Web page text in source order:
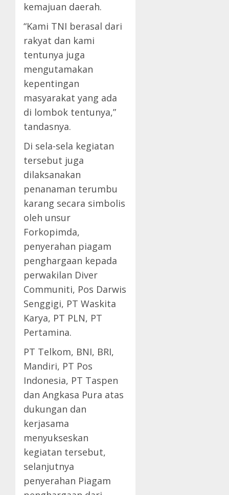
kemajuan daerah.
“Kami TNI berasal dari
rakyat dan kami
tentunya juga
mengutamakan
kepentingan
masyarakat yang ada
di lombok tentunya,”
tandasnya.
Di sela-sela kegiatan
tersebut juga
dilaksanakan
penanaman terumbu
karang secara simbolis
oleh unsur
Forkopimda,
penyerahan piagam
penghargaan kepada
perwakilan Diver
Communiti, Pos Darwis
Senggigi, PT Waskita
Karya, PT PLN, PT
Pertamina.
PT Telkom, BNI, BRI,
Mandiri, PT Pos
Indonesia, PT Taspen
dan Angkasa Pura atas
dukungan dan
kerjasama
menyukseskan
kegiatan tersebut,
selanjutnya
penyerahan Piagam